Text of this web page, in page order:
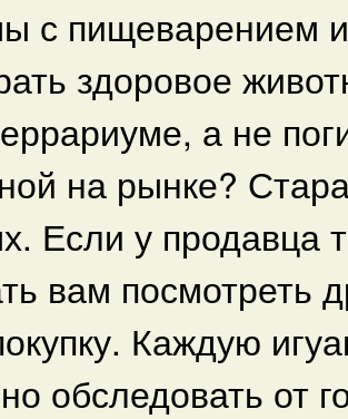
с пищеварением
здоровое
а не
на рынке?
Если у продавца
вам посмотреть
Каждую
обследовать от